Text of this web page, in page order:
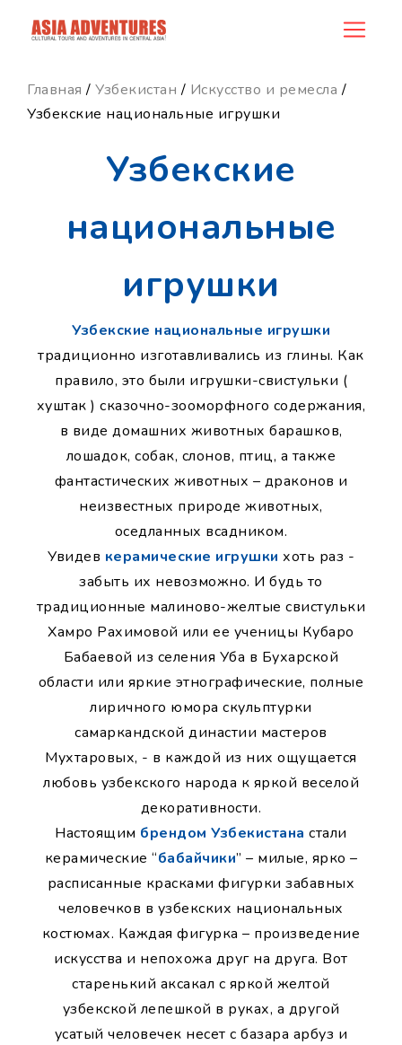
news_id
Главная / Узбекистан / Искусство и ремесла /
Узбекские национальные игрушки
Узбекские
национальные
игрушки
Узбекские национальные игрушки
традиционно изготавливались из глины. Как
правило, это были игрушки-свистульки (
хуштак ) сказочно-зооморфного содержания,
в виде домашних животных барашков,
лошадок, собак, слонов, птиц, а также
фантастических животных – драконов и
неизвестных природе животных,
оседланных всадником.
Увидев керамические игрушки хоть раз -
забыть их невозможно. И будь то
традиционные малиново-желтые свистульки
Хамро Рахимовой или ее ученицы Кубаро
Бабаевой из селения Уба в Бухарской
области или яркие этнографические, полные
лиричного юмора скульптурки
самаркандской династии мастеров
Мухтаровых, - в каждой из них ощущается
любовь узбекского народа к яркой веселой
декоративности.
Настоящим брендом Узбекистана стали
керамические “бабайчики” – милые, ярко –
расписанные красками фигурки забавных
человечков в узбекских национальных
костюмах. Каждая фигурка – произведение
искусства и непохожа друг на друга. Вот
старенький аксакал с яркой желтой
узбекской лепешкой в руках, а другой
усатый человечек несет с базара арбуз и